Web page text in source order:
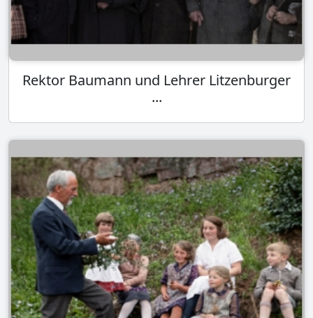
Rektor Baumann und Lehrer Litzenburger
...